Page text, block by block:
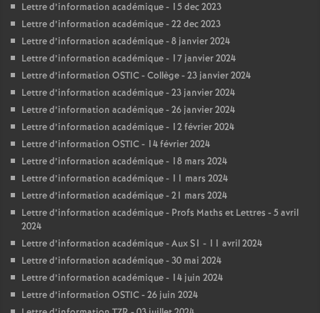
Lettre d’information académique - 15 dec 2023
Lettre d’information académique - 22 dec 2023
Lettre d’information académique - 8 janvier 2024
Lettre d’information académique - 17 janvier 2024
Lettre d’information OSTIC - Collège - 23 janvier 2024
Lettre d’information académique - 23 janvier 2024
Lettre d’information académique - 26 janvier 2024
Lettre d’information académique - 12 février 2024
Lettre d’information OSTIC - 14 février 2024
Lettre d’information académique - 18 mars 2024
Lettre d’information académique - 11 mars 2024
Lettre d’information académique - 21 mars 2024
Lettre d’information académique - Profs Maths et Lettres - 5 avril
2024
Lettre d’information académique - Aux S1 - 11 avril 2024
Lettre d’information académique - 30 mai 2024
Lettre d’information académique - 14 juin 2024
Lettre d’information OSTIC - 26 juin 2024